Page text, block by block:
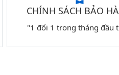
CHÍNH SÁCH BẢO
"1 đổi 1 trong tháng đầu